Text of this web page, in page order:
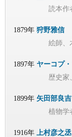
読本作
1879年 狩野雅信
絵師、
1897年 ヤーコプ
歴史家
1899年 矢田部良吉
植物学
1916年 上村彦之丞